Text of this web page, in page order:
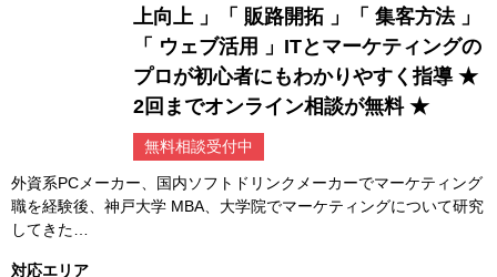
上向上 」「 販路開拓 」「 集客方法 」
「 ウェブ活用 」ITとマーケティングの
プロが初心者にもわかりやすく指導 ★
2回までオンライン相談が無料 ★
無料相談受付中
外資系PCメーカー、国内ソフトドリンクメーカーでマーケティング
職を経験後、神戸大学 MBA、大学院でマーケティングについて研究
してきた…
対応エリア